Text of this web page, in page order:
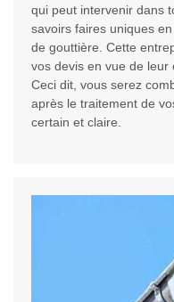
qui peut intervenir dans
savoirs faires uniques
de gouttière. Cette
vos devis en vue de leur
Ceci dit, vous serez
après le traitement de
certain et claire.